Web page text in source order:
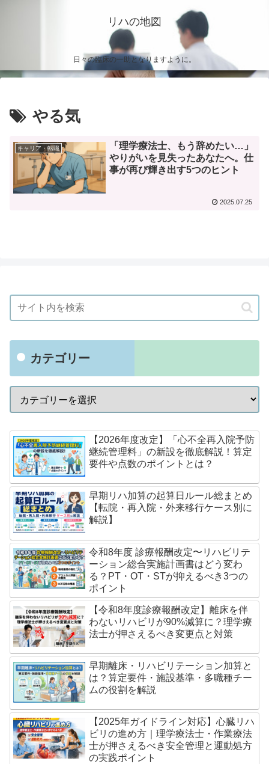
リハの地図
日々の臨床の一助となりますように。
やる気
キャリア・転職
「理学療法士、もう辞めたい…」
やりがいを見失ったあなたへ。仕
事が再び輝き出す5つのヒント
2025.07.25
カテゴリー
【2026年度改定】「心不全再入院予防
継続管理料」の新設を徹底解説！算定
要件や点数のポイントとは？
早期リハ加算の起算日ルール総まとめ
【転院・再入院・外来移行ケース別に
解説】
令和8年度 診療報酬改定〜リハビリテ
ーション総合実施計画書はどう変わ
る？PT・OT・STが抑えるべき3つの
ポイント
【令和8年度診療報酬改定】離床を伴
わないリハビリが90%減算に？理学療
法士が押さえるべき変更点と対策
早期離床・リハビリテーション加算と
は？算定要件・施設基準・多職種チー
ムの役割を解説
【2025年ガイドライン対応】心臓リハ
ビリの進め方｜理学療法士・作業療法
士が押さえるべき安全管理と運動処方
の実践ポイント